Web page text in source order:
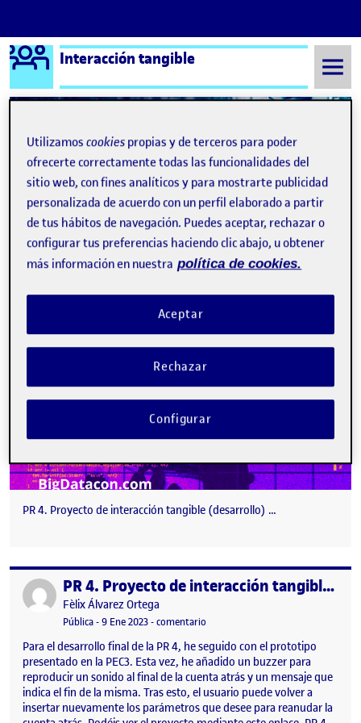
Saltar al contenido
Logo Ágora
Interacción tangible
Semestre 20221 - Aula 1 Fèlix Álvarez Ortega
Fèlix Álvarez Ortega
Publicado porConceptualización de interactivos – PR
Publicado por
Fèlix Álvarez Ortega
PR 4. Proyecto de interacción tangible (desarrollo) …
Publicado por PR 4. Proyecto de interacción tangible (desarrollo)
Publicado por
Fèlix Álvarez Ortega
Visibilidad:
Pública-Fecha de publicación
9 Ene 2023-comentario
Para el desarrollo final de la PR 4, he seguido con el prototipo
presentado en la PEC3. Esta vez, he añadido un buzzer para
reproducir un sonido al final de la cuenta atrás y un mensaje que
indica el fin de la misma. Tras esto, el usuario puede volver a
insertar nuevamente los parámetros que desee para reanudar la
Utilizamoscookies propias y de terceros para poder
ofrecerte correctamente todas las funcionalidades del
sitio web, con fines analíticos y para mostrarte publicidad
personalizada de acuerdo con un perfil elaborado a partir
de tus hábitos de navegación. Puedes aceptar, rechazar o
configurar tus preferencias haciendo clic abajo, u obtener
más información en nuestra política de cookies.
Rechazar
Aceptar
Configurar